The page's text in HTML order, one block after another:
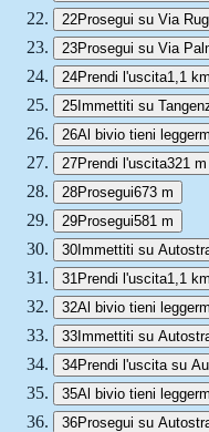
22Prosegui su Via
23Prosegui su Via
24Prendi l'uscita1,1 km
25Immettiti su
26Al bivio tieni
27Prendi l'uscita321 m
28Prosegui673 m
29Prosegui581 m
30Immettiti su
31 Prendi l'uscita1,1 km
32Al bivio tieni
33Immettiti su
34Prendi l'uscita su
35Al bivio tieni
36Prosegui su